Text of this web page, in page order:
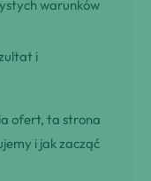
warunków
i
ofert, ta strona
i jak zacząć